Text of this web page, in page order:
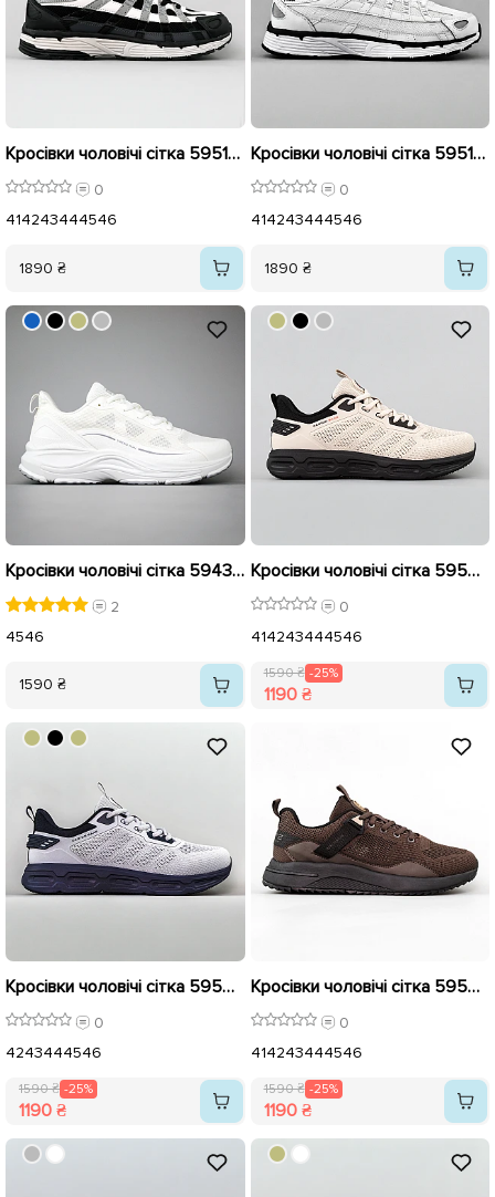
Кросівки чоловічі сітка 595125 Чорні
0
414243444546
1890 ₴
Кросівки чоловічі сітка 595124 Білі
0
414243444546
1890 ₴
Кросівки чоловічі сітка 594396 Білі
2
4546
1590 ₴
Кросівки чоловічі сітка 595083 Бежеві розпродаж
0
414243444546
1590 ₴ -25%
1190 ₴
Кросівки чоловічі сітка 595082 Сірі розпродаж
0
4243444546
1590 ₴ -25%
1190 ₴
Кросівки чоловічі сітка 595079 Коричневі розпродаж
0
414243444546
1590 ₴ -25%
1190 ₴